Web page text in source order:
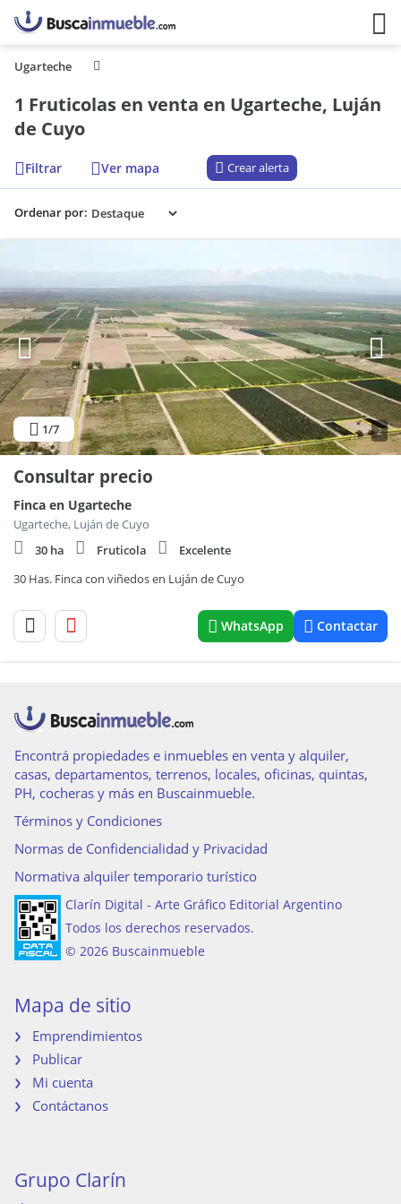
Ugarteche
1 Fruticolas en venta en Ugarteche, Luján
de Cuyo
Filtrar Ver mapa Crear alerta
Ordenar por:
1/7 2
Consultar precio
Finca en Ugarteche
Ugarteche, Luján de Cuyo
30 ha
Fruticola
Excelente
30 Has. Finca con viñedos en Luján de Cuyo
WhatsApp Contactar
Encontrá propiedades e inmuebles en venta y alquiler,
casas, departamentos, terrenos, locales, oficinas, quintas,
PH, cocheras y más en Buscainmueble.
Términos y Condiciones
Normas de Confidencialidad y Privacidad
Normativa alquiler temporario turístico
Clarín Digital - Arte Gráfico Editorial Argentino
Todos los derechos reservados.
© 2026 Buscainmueble
Mapa de sitio
Emprendimientos
Publicar
Mi cuenta
Contáctanos
Grupo Clarín